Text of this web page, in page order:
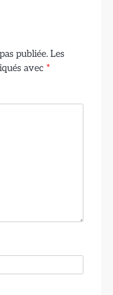
publiée. Les
avec *